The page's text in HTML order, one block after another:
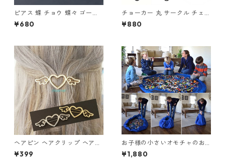
ピアス 蝶 チョウ 蝶々 ゴール
ド 小さい シンプル レディース
アクセサリー
¥680
チョーカー 丸 サークル チェー
ン レザー ブラック ２連チェー
ン レザーチョーカー
¥880
ヘアピン ヘアクリップ ヘアア
クセサリー オープンハート 天
使の羽根 ハート フレームピン
¥399
お子様の小さいオモチャのお
片付けのお悩み解消！レゴマ
ット収納袋 Lサイズ 150cm
¥1,880